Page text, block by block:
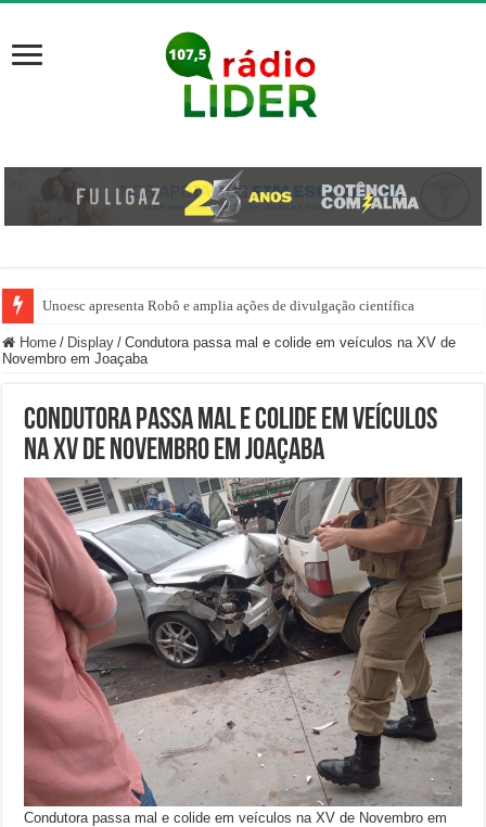
Unoesc apresenta Robô e amplia ações de divulgação científica
Família venezuelana percorre mais de 100 km, paga aluguel adiantado e
Home / Display / Condutora passa mal e colide em veículos na XV de
Novembro em Joaçaba
Condutora passa mal e colide em veículos
na XV de Novembro em Joaçaba
Condutora passa mal e colide em veículos na XV de Novembro em